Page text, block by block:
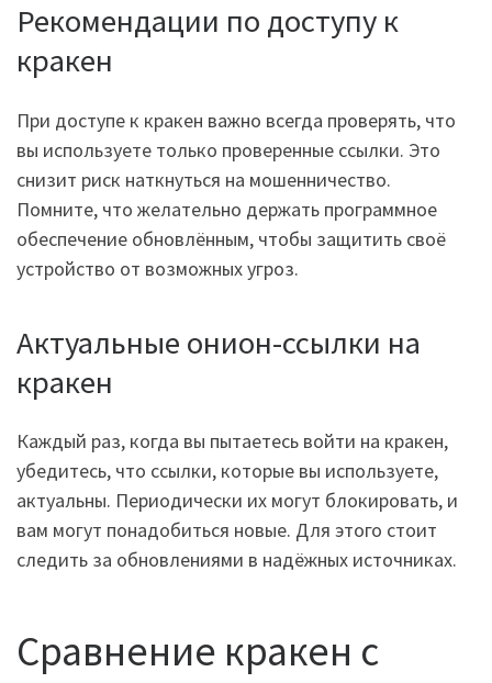
Рекомендации по доступу к
кракен
При доступе к кракен важно всегда проверять, что
вы используете только проверенные ссылки. Это
снизит риск наткнуться на мошенничество.
Помните, что желательно держать программное
обеспечение обновлённым, чтобы защитить своё
устройство от возможных угроз.
Актуальные онион-ссылки на
кракен
Каждый раз, когда вы пытаетесь войти на кракен,
убедитесь, что ссылки, которые вы используете,
актуальны. Периодически их могут блокировать, и
вам могут понадобиться новые. Для этого стоит
следить за обновлениями в надёжных источниках.
Сравнение кракен с